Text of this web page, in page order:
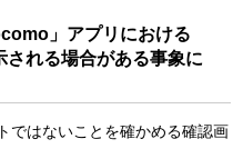
」アプリにおける
れる場合がある事象に
ではないことを確かめる確認画